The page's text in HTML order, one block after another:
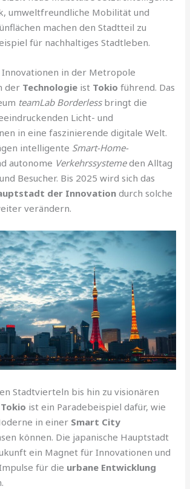
umweltfreundliche Mobilität und
machen den Stadtteil zu
für nachhaltiges Stadtleben.
Innovationen in der Metropole
der Technologie ist Tokio führend. Das
teamLab Borderlessbringt die
Licht- und
in eine faszinierende digitale Welt.
intelligente Smart-Home-
autonome Verkehrssystemeden Alltag
Besucher. Bis 2025 wird sich das
der Innovation durch solche
verändern.
Stadtvierteln bis hin zu visionären
Tokio ist ein Paradebeispiel dafür, wie
in einer Smart City
können. Die japanische Hauptstadt
ein Magnet für Innovationen und
für die urbane Entwicklung